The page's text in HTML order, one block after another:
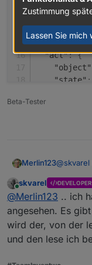
"from"
"user" :
"ts"
"_id":
"acl": {
"object"
"state" :
Beta-Tester
Merlin123@skvarel
{
Online
skvarel DEVELOPER
@Merlin123 .. ich
angesehen. Es
wird der, von der
und den lese ich
Zustimmung
Lassen Sie mich